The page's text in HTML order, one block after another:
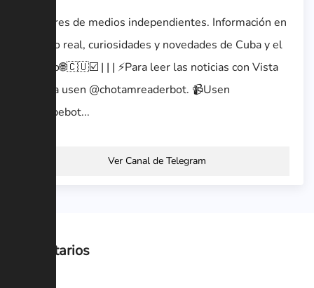
Titulares de medios independientes. Información en
tiempo real, curiosidades y novedades de Cuba y el
mundo🌐🇨🇺☑️ | | | ⚡Para leer las noticias con Vista
Rápida usen @chotamreaderbot. 📹Usen
@utubebot...
Ver Canal de Telegram
Comentarios